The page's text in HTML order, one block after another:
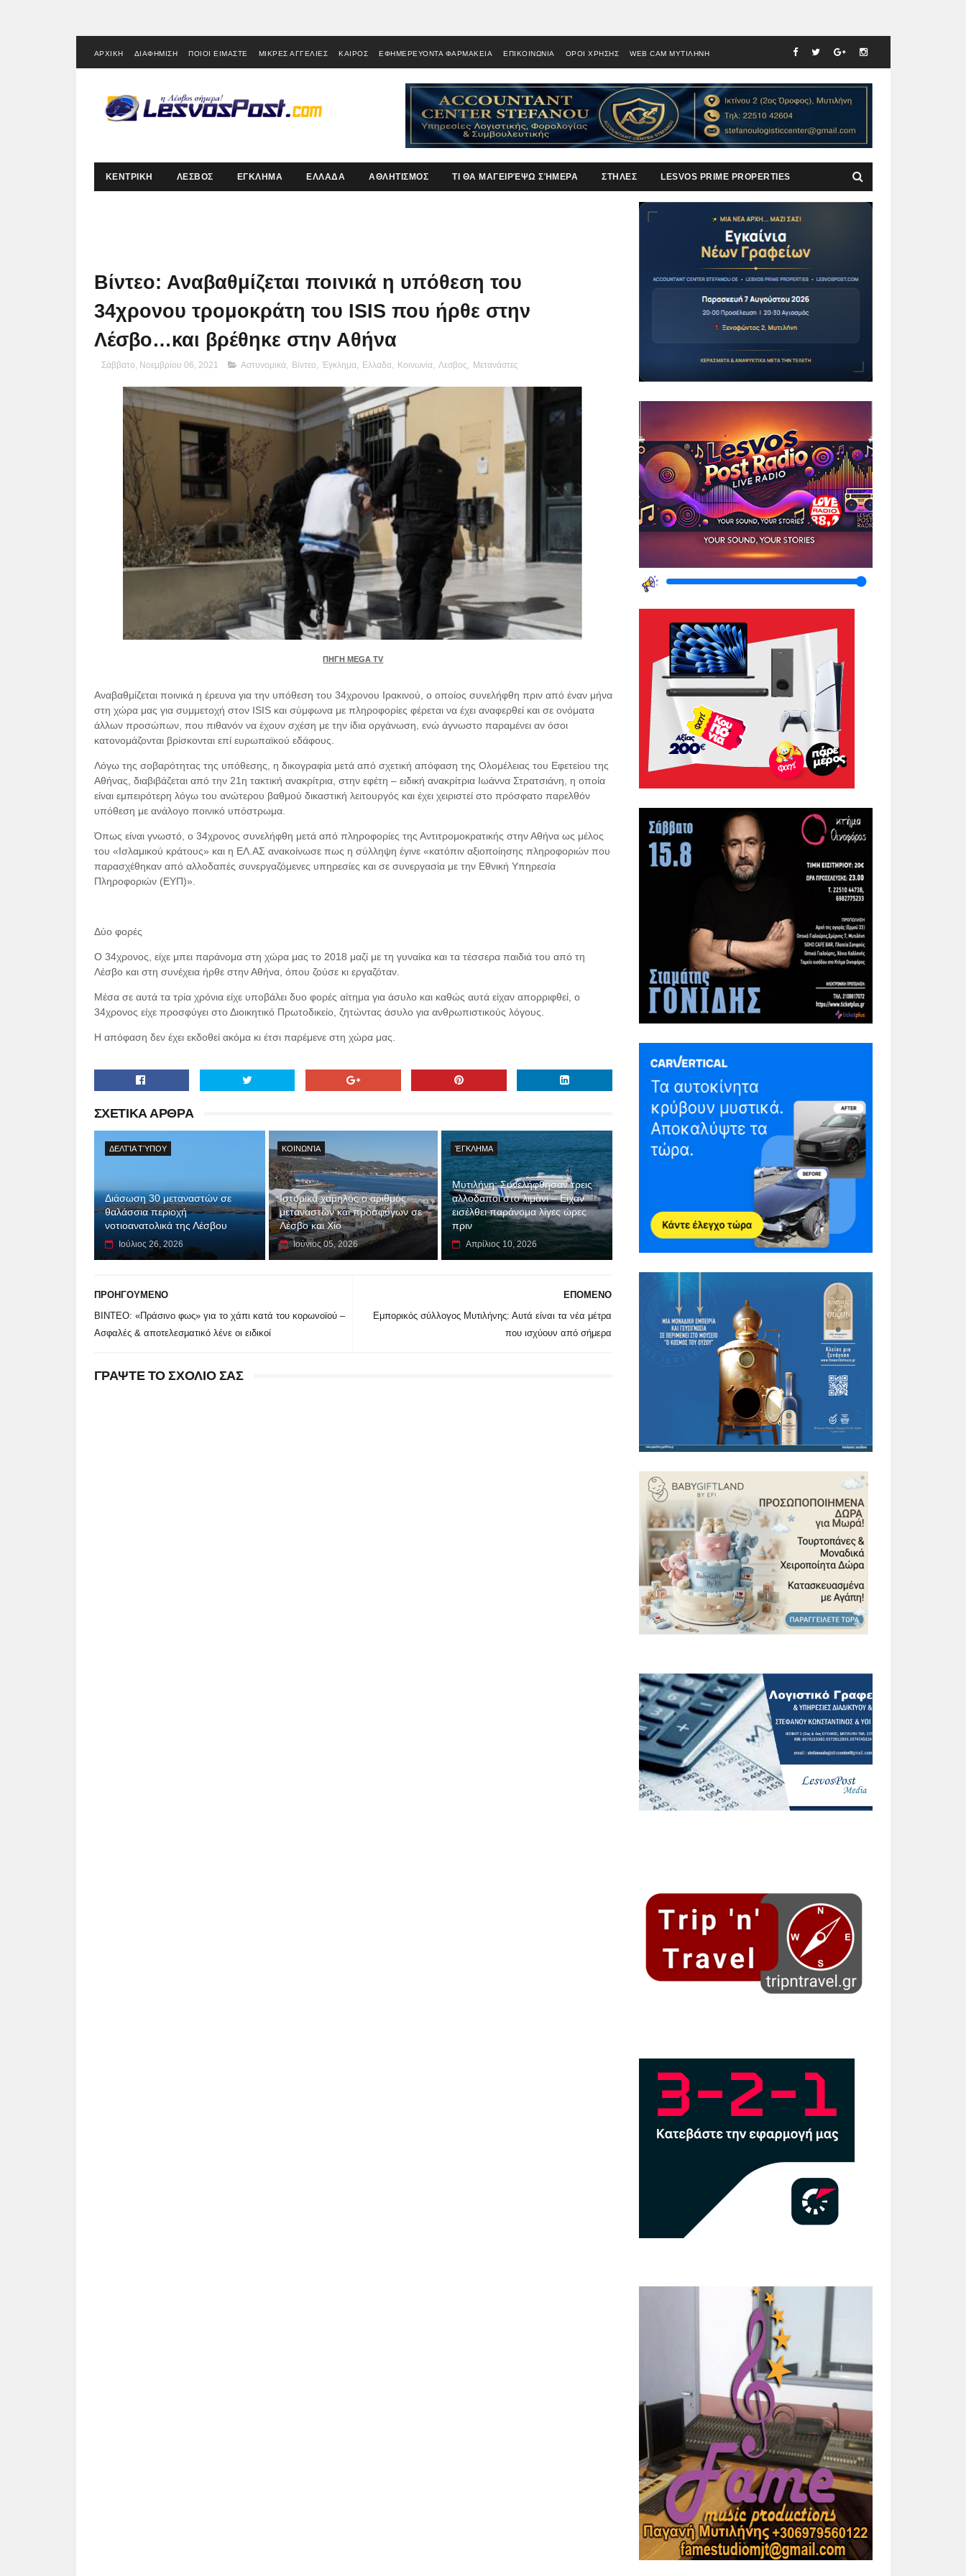
ΑΡΧΙΚΗ ΔΙΑΦΗΜΙΣΗ ΠΟΙΟΙ ΕΙΜΑΣΤΕ ΜΙΚΡΕΣ ΑΓΓΕΛΙΕΣ ΚΑΙΡΟΣ ΕΦΗΜΕΡΕΥΟΝΤΑ ΦΑΡΜΑΚΕΙΑ ΕΠΙΚΟΙΝΩΝΙΑ ΟΡΟΙ ΧΡΗΣΗΣ WEB CAM ΜΥΤΙΛΗΝΗ
ΚΕΝΤΡΙΚΗ ΛΕΣΒΟΣ ΕΓΚΛΗΜΑ ΕΛΛΑΔΑ ΑΘΛΗΤΙΣΜΟΣ ΤΙ ΘΑ ΜΑΓΕΙΡΈΨΩ ΣΉΜΕΡΑ ΣΤΗΛΕΣ LESVOS PRIME PROPERTIES
Βίντεο: Αναβαθμίζεται ποινικά η υπόθεση του
34χρονου τρομοκράτη του ISIS που ήρθε στην
Λέσβο…και βρέθηκε στην Αθήνα
Σάββατο, Νοεμβρίου 06, 2021 Αστυνομικά, Βίντεο, Έγκλημα, Ελλαδα, Κοινωνία, Λεσβος, Μετανάστες
ΠΗΓΗMEGA TV
Αναβαθμίζεται ποινικά η έρευνα για την υπόθεση του 34χρονου Ιρακινού, ο οποίος συνελήφθη πριν από έναν μήνα
στη χώρα μας για συμμετοχή στον ISIS και σύμφωνα με πληροφορίες φέρεται να έχει αναφερθεί και σε ονόματα
άλλων προσώπων, που πιθανόν να έχουν σχέση με την ίδια οργάνωση, ενώ άγνωστο παραμένει αν όσοι
κατονομάζονται βρίσκονται επί ευρωπαϊκού εδάφους.
Λόγω της σοβαρότητας της υπόθεσης, η δικογραφία μετά από σχετική απόφαση της Ολομέλειας του Εφετείου της
Αθήνας, διαβιβάζεται από την 21η τακτική ανακρίτρια, στην εφέτη – ειδική ανακρίτρια Ιωάννα Στρατσιάνη, η οποία
είναι εμπειρότερη λόγω του ανώτερου βαθμού δικαστική λειτουργός και έχει χειριστεί στο πρόσφατο παρελθόν
υπόθεση με ανάλογο ποινικό υπόστρωμα.
Όπως είναι γνωστό, ο 34χρονος συνελήφθη μετά από πληροφορίες της Αντιτρομοκρατικής στην Αθήνα ως μέλος
του «Ισλαμικού κράτους» και η ΕΛ.ΑΣ ανακοίνωσε πως η σύλληψη έγινε «κατόπιν αξιοποίησης πληροφοριών που
παρασχέθηκαν από αλλοδαπές συνεργαζόμενες υπηρεσίες και σε συνεργασία με την Εθνική Υπηρεσία
Πληροφοριών (ΕΥΠ)».
Δύο φορές
Ο 34χρονος, είχε μπει παράνομα στη χώρα μας το 2018 μαζί με τη γυναίκα και τα τέσσερα παιδιά του από τη
Λέσβο και στη συνέχεια ήρθε στην Αθήνα, όπου ζούσε κι εργαζόταν.
Μέσα σε αυτά τα τρία χρόνια είχε υποβάλει δυο φορές αίτημα για άσυλο και καθώς αυτά είχαν απορριφθεί, ο
34χρονος είχε προσφύγει στο Διοικητικό Πρωτοδικείο, ζητώντας άσυλο για ανθρωπιστικούς λόγους.
Η απόφαση δεν έχει εκδοθεί ακόμα κι έτσι παρέμενε στη χώρα μας.
ΣΧΕΤΙΚΑ ΑΡΘΡΑ
ΔΕΛΤΊΑ ΤΎΠΟΥ
Διάσωση 30 μεταναστών σε
θαλάσσια περιοχή
νοτιοανατολικά της Λέσβου
Ιούλιος 26, 2026
ΚΟΙΝΩΝΊΑ
Ιστορικά χαμηλός ο αριθμός
μεταναστών και προσφύγων σε
Λέσβο και Χίο
Ιούνιος 05, 2026
ΈΓΚΛΗΜΑ
Μυτιλήνη: Συνελήφθησαν τρεις
αλλοδαποί στο λιμάνι – Είχαν
εισέλθει παράνομα λίγες ώρες
πριν
Απρίλιος 10, 2026
ΕΠΟΜΕΝΟ
Εμπορικός σύλλογος Μυτιλήνης: Αυτά είναι τα νέα μέτρα
που ισχύουν από σήμερα
ΠΡΟΗΓΟΥΜΕΝΟ
ΒΙΝΤΕΟ: «Πράσινο φως» για το χάπι κατά του κορωνοϊού –
Ασφαλές & αποτελεσματικό λένε οι ειδικοί
ΓΡΑΨΤΕ ΤΟ ΣΧΟΛΙΟ ΣΑΣ